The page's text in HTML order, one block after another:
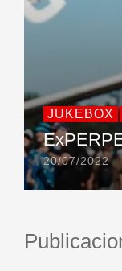
JUKEBOX
20/07/2022